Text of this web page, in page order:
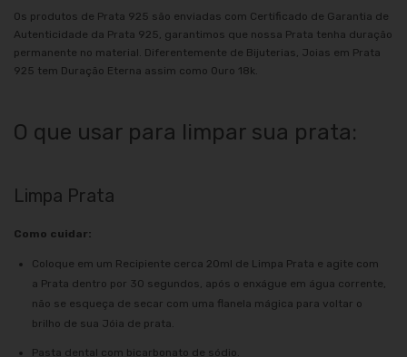
Os produtos de Prata 925 são enviadas com Certificado de Garantia de
Autenticidade da Prata 925, garantimos que nossa Prata tenha duração
permanente no material. Diferentemente de Bijuterias, Joias em Prata
925 tem Duração Eterna assim como Ouro 18k.
O que usar para limpar sua prata:
Limpa Prata
Como cuidar:
Coloque em um Recipiente cerca 20ml de Limpa Prata e agite com
a Prata dentro por 30 segundos, após o enxágue em água corrente,
não se esqueça de secar com uma flanela mágica para voltar o
brilho de sua Jóia de prata.
Pasta dental com bicarbonato de sódio.